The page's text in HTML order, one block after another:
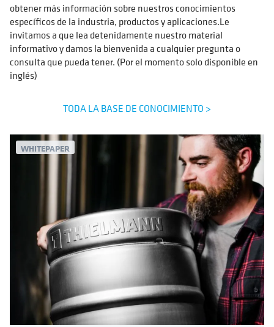
obtener más información sobre nuestros conocimientos
específicos de la industria, productos y aplicaciones.Le
invitamos a que lea detenidamente nuestro material
informativo y damos la bienvenida a cualquier pregunta o
consulta que pueda tener. (Por el momento solo disponible en
inglés)
TODA LA BASE DE CONOCIMIENTO >
WHITEPAPER